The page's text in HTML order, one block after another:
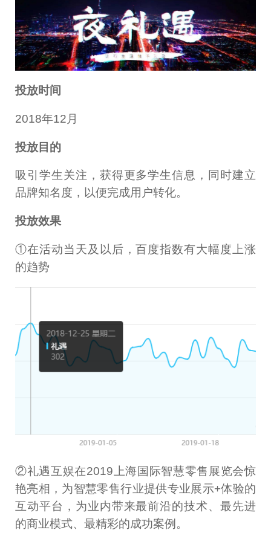
投放时间
2018年12月
投放目的
吸引学生关注，获得更多学生信息，同时建立
品牌知名度，以便完成用户转化。
投放效果
①在活动当天及以后，百度指数有大幅度上涨
的趋势
②礼遇互娱在2019上海国际智慧零售展览会惊
艳亮相，为智慧零售行业提供专业展示+体验的
互动平台，为业内带来最前沿的技术、最先进
的商业模式、最精彩的成功案例。